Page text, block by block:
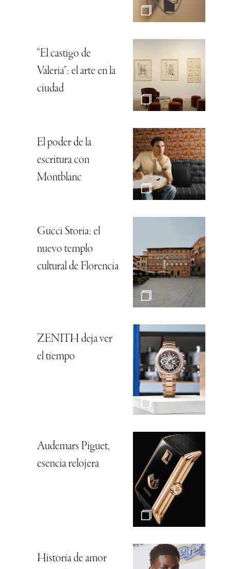
“El castigo de
Valeria”: el arte en la
ciudad
El poder de la
escritura con
Montblanc
Gucci Storia: el
nuevo templo
cultural de Florencia
ZENITH deja ver
el tiempo
Audemars Piguet,
esencia relojera
Historia de amor